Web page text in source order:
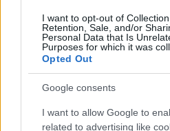
I want to opt-out of
Retention, Sale, and/or
Personal Data that Is
Purposes for which it was
Opted Out
Google consents
I want to allow Google to
related to advertising like
Manchester
Felkészülési szezon 4. mérkőzés
Nya Ullevi, Göteborg
2026-08-08 17:00
0 nap 12 óra 16 perc 11 másodperc